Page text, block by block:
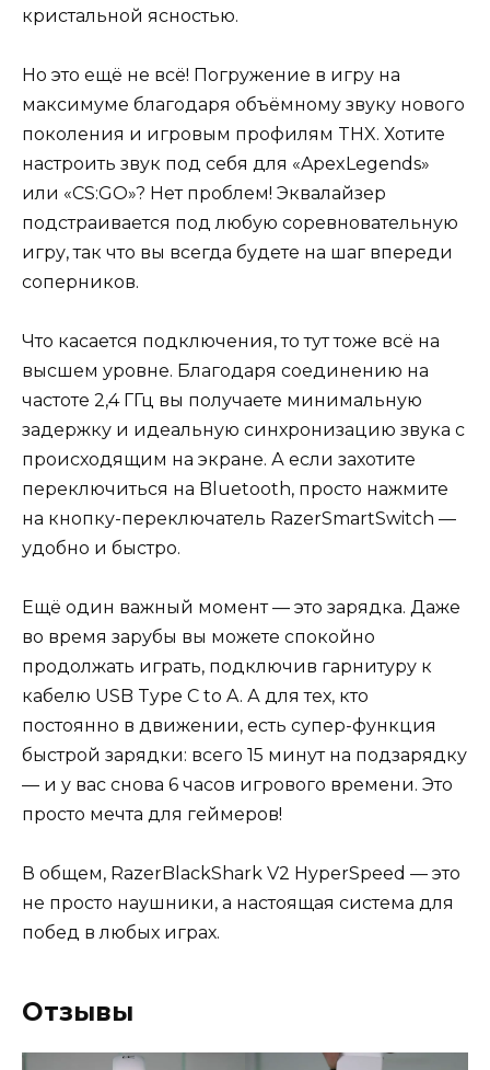
кристальной ясностью.
Но это ещё не всё! Погружение в игру на
максимуме благодаря объёмному звуку нового
поколения и игровым профилям THX. Хотите
настроить звук под себя для «ApexLegends»
или «CS:GO»? Нет проблем! Эквалайзер
подстраивается под любую соревновательную
игру, так что вы всегда будете на шаг впереди
соперников.
Что касается подключения, то тут тоже всё на
высшем уровне. Благодаря соединению на
частоте 2,4 ГГц вы получаете минимальную
задержку и идеальную синхронизацию звука с
происходящим на экране. А если захотите
переключиться на Bluetooth, просто нажмите
на кнопку-переключатель RazerSmartSwitch —
удобно и быстро.
Ещё один важный момент — это зарядка. Даже
во время зарубы вы можете спокойно
продолжать играть, подключив гарнитуру к
кабелю USB Type C to A. А для тех, кто
постоянно в движении, есть супер-функция
быстрой зарядки: всего 15 минут на подзарядку
— и у вас снова 6 часов игрового времени. Это
просто мечта для геймеров!
В общем, RazerBlackShark V2 HyperSpeed — это
не просто наушники, а настоящая система для
побед в любых играх.
Отзывы